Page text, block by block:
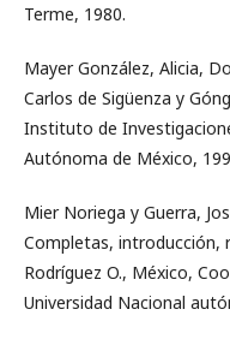
Terme, 1980.
Mayer González, Alicia,
Carlos de Sigüenza y
Instituto de
Autónoma de México,
Mier Noriega y Guerra,
Completas, introducción,
Rodríguez O., México,
Universidad Nacional